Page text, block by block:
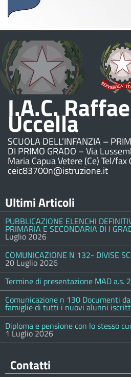
I.A.C.
Uccella
SCUOLA DELL’INFANZIA –
DI PRIMO GRADO – Via
Maria Capua Vetere (Ce) Tel/
ceic83700n@istruzione.it
Ultimi Articoli
PUBBLICAZIONE ELENCHI
PRIMARIA E SECONDARIA DI I
Luglio 2026
COMUNICAZIONE N 132- DIVISE
20 Luglio 2026
Termine di presentazione MAD a.s.
Comunicazione n 130 Documenti
famiglie di tutti i nuovi alunni
Diploma e pensione con lo stesso
1 Luglio 2026
Contatti